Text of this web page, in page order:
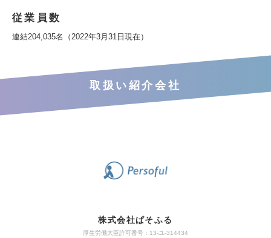
従業員数
連結204,035名（2022年3月31日現在）
取扱い紹介会社
株式会社ぱそふる
厚生労働大臣許可番号：13-ユ-314434